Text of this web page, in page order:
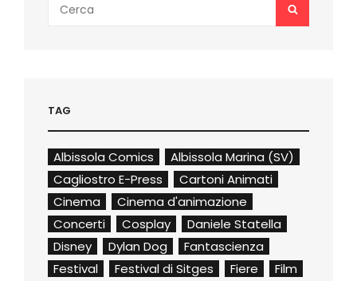
for:
SEARCH
TAG
Albissola Comics
Albissola Marina (SV)
Cagliostro E-Press
Cartoni Animati
Cinema
Cinema d'animazione
Concerti
Cosplay
Daniele Statella
Disney
Dylan Dog
Fantascienza
Festival
Festival di Sitges Fiere
Film